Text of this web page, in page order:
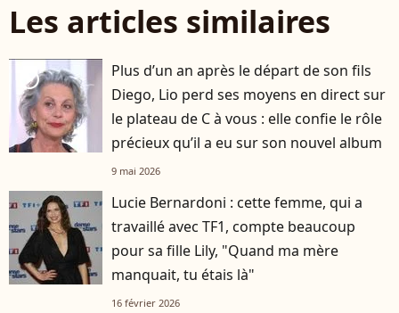
Les articles similaires
player2
Plus d’un an après le départ de son fils
Diego, Lio perd ses moyens en direct sur
le plateau de C à vous : elle confie le rôle
précieux qu’il a eu sur son nouvel album
9 mai 2026
Lucie Bernardoni : cette femme, qui a
travaillé avec TF1, compte beaucoup
pour sa fille Lily, "Quand ma mère
manquait, tu étais là"
16 février 2026